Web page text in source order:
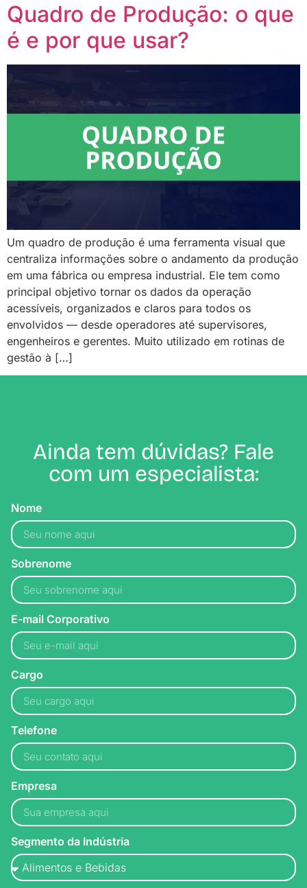
Quadro de Produção: o que
é e por que usar?
Um quadro de produção é uma ferramenta visual que
centraliza informações sobre o andamento da produção
em uma fábrica ou empresa industrial. Ele tem como
principal objetivo tornar os dados da operação
acessíveis, organizados e claros para todos os
envolvidos — desde operadores até supervisores,
engenheiros e gerentes. Muito utilizado em rotinas de
gestão à […]
Ainda tem dúvidas? Fale
com um especialista:
Nome
Sobrenome
E-mail Corporativo
Cargo
Telefone
Empresa
Segmento da Indústria